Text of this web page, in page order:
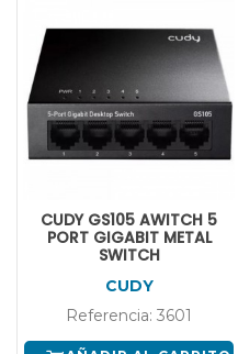
CUDY GS105 AWITCH 5
PORT GIGABIT METAL
SWITCH
CUDY
Referencia: 3601